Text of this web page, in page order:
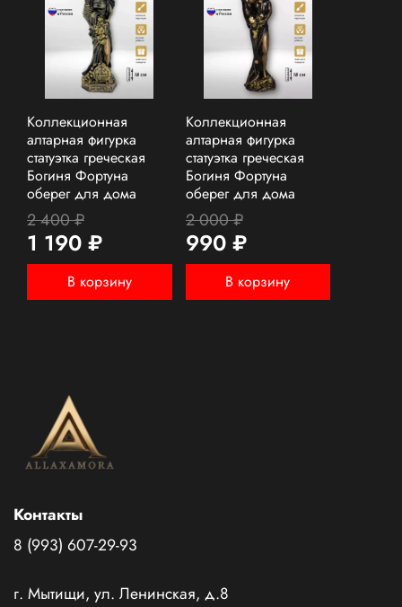
Коллекционная
алтарная фигурка
статуэтка греческая
Богиня Фортуна
оберег для дома
2 400 ₽
1 190 ₽
В корзину
Коллекционная
алтарная фигурка
статуэтка греческая
Богиня Фортуна
оберег для дома
2 000 ₽
990 ₽
В корзину
Контакты
8 (993) 607-29-93
г. Мытищи, ул. Ленинская, д.8